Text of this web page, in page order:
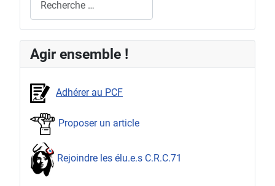
Agir ensemble !
Adhérer au PCF
Proposer un article
Rejoindre les élu.e.s C.R.C.71